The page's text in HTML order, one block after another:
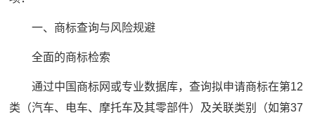
一、商标查询与风险规避
全面的商标检索
通过中国商标网或专业数据库，查询拟申请商标在第12
类（汽车、电车、摩托车及其零部件）及关联类别（如第37